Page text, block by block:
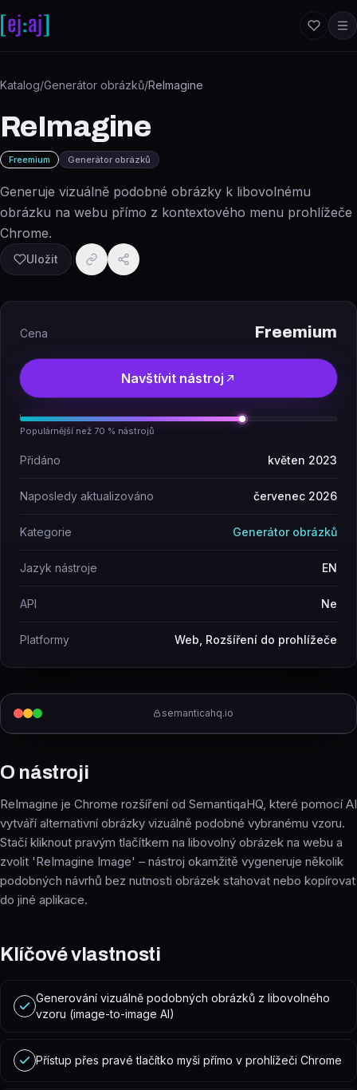
Katalog/Generátor obrázků/ReImagine
ReImagine
Freemium Generátor obrázků
Generuje vizuálně podobné obrázky k libovolnému
obrázku na webu přímo z kontextového menu prohlížeče
Chrome.
Uložit
semanticahq.io
O nástroji
ReImagine je Chrome rozšíření od SemantiqaHQ, které pomocí AI
vytváří alternativní obrázky vizuálně podobné vybranému vzoru.
Stačí kliknout pravým tlačítkem na libovolný obrázek na webu a
zvolit 'ReImagine Image' – nástroj okamžitě vygeneruje několik
podobných návrhů bez nutnosti obrázek stahovat nebo kopírovat
do jiné aplikace.
Klíčové vlastnosti
Generování vizuálně podobných obrázků z libovolného
vzoru (image-to-image AI)
Přístup přes pravé tlačítko myši přímo v prohlížeči Chrome
Cena Freemium
Navštívit nástroj
Populárnější než 70 % nástrojů
Přidáno květen 2023
Naposledy aktualizováno červenec 2026
Kategorie Generátor obrázků
Jazyk nástroje EN
API Ne
Platformy Web, Rozšíření do prohlížeče